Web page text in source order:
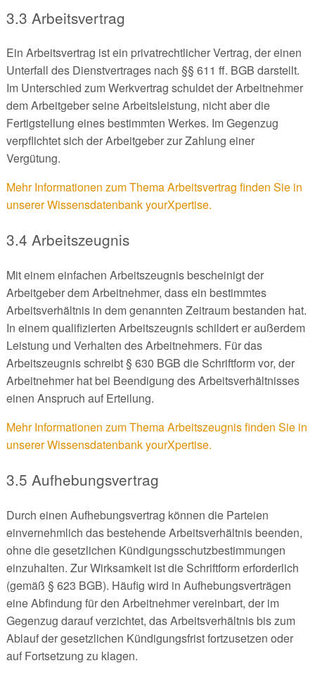
3.3 Arbeitsvertrag
Ein Arbeitsvertrag ist ein privatrechtlicher Vertrag, der einen
Unterfall des Dienstvertrages nach §§ 611 ff. BGB darstellt.
Im Unterschied zum Werkvertrag schuldet der Arbeitnehmer
dem Arbeitgeber seine Arbeitsleistung, nicht aber die
Fertigstellung eines bestimmten Werkes. Im Gegenzug
verpflichtet sich der Arbeitgeber zur Zahlung einer
Vergütung.
Mehr Informationen zum Thema Arbeitsvertrag finden Sie in
unserer Wissensdatenbank yourXpertise.
3.4 Arbeitszeugnis
Mit einem einfachen Arbeitszeugnis bescheinigt der
Arbeitgeber dem Arbeitnehmer, dass ein bestimmtes
Arbeitsverhältnis in dem genannten Zeitraum bestanden hat.
In einem qualifizierten Arbeitszeugnis schildert er außerdem
Leistung und Verhalten des Arbeitnehmers. Für das
Arbeitszeugnis schreibt § 630 BGB die Schriftform vor, der
Arbeitnehmer hat bei Beendigung des Arbeitsverhältnisses
einen Anspruch auf Erteilung.
Mehr Informationen zum Thema Arbeitszeugnis finden Sie in
unserer Wissensdatenbank yourXpertise.
3.5 Aufhebungsvertrag
Durch einen Aufhebungsvertrag können die Parteien
einvernehmlich das bestehende Arbeitsverhältnis beenden,
ohne die gesetzlichen Kündigungsschutzbestimmungen
einzuhalten. Zur Wirksamkeit ist die Schriftform erforderlich
(gemäß § 623 BGB). Häufig wird in Aufhebungsverträgen
eine Abfindung für den Arbeitnehmer vereinbart, der im
Gegenzug darauf verzichtet, das Arbeitsverhältnis bis zum
Ablauf der gesetzlichen Kündigungsfrist fortzusetzen oder
auf Fortsetzung zu klagen.